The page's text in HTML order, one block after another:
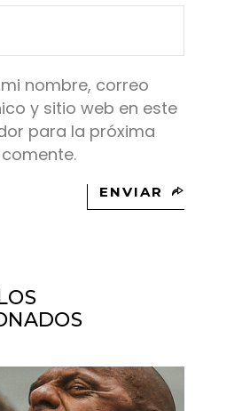
nombre, correo
y sitio web en este
para la próxima
ENVIAR